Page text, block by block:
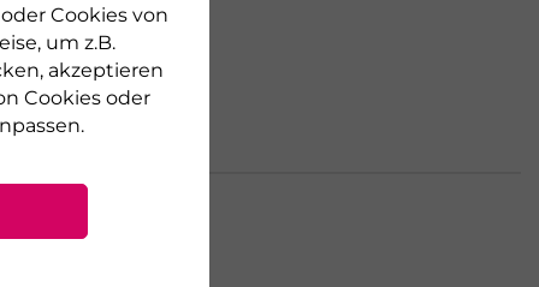
Cookies von
um z.B.
akzeptieren
Cookies oder